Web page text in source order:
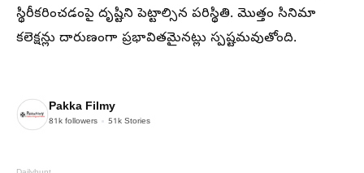
స్థిరీకరించడంపై దృష్టిని పెట్టాల్సిన పరిస్థితి. మొత్తం సినిమా
కలెక్షన్లు దారుణంగా ప్రభావితమైనట్లు స్పష్టమవుతోంది.
Pakka Filmy
81k followers 51k Stories